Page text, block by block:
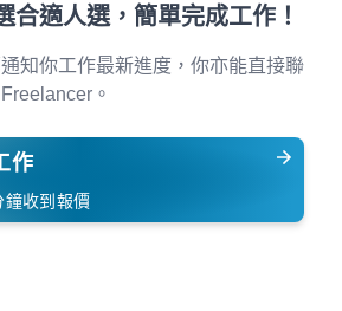
合適人選，簡單完成工作！
知你工作最新進度，你亦能直接聯
。
作
收到報價